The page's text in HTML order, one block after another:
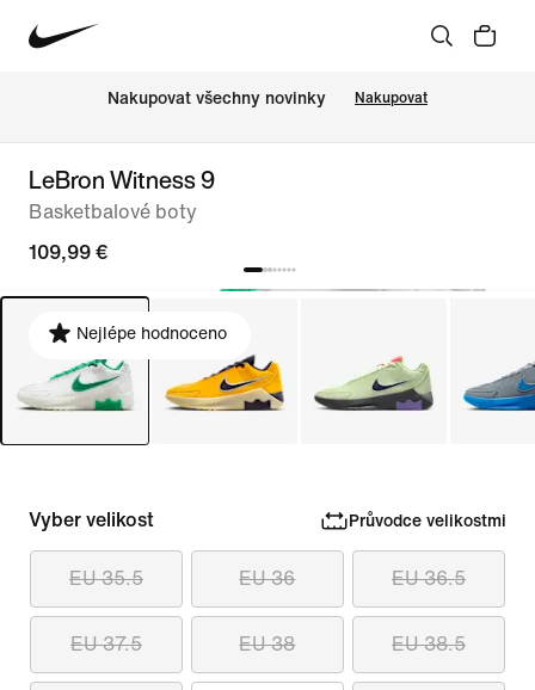
Nakupovat všechny novinky Nakupovat
LeBron Witness 9
Basketbalové boty
109,99 €
Nejlépe hodnoceno
Vyber velikost Průvodce velikostmi
EU 35.5 EU 36 EU 36.5
EU 37.5 EU 38 EU 38.5